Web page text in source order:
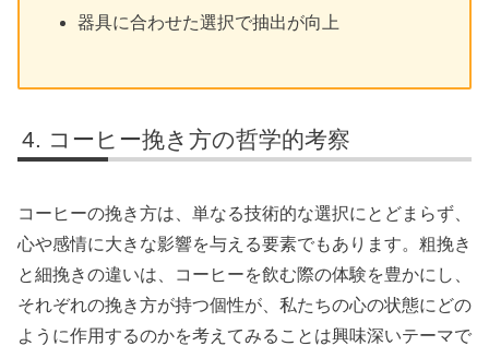
器具に合わせた選択で抽出が向上
コーヒー挽き方の哲学的考察
コーヒーの挽き方は、単なる技術的な選択にとどまらず、
心や感情に大きな影響を与える要素でもあります。粗挽き
と細挽きの違いは、コーヒーを飲む際の体験を豊かにし、
それぞれの挽き方が持つ個性が、私たちの心の状態にどの
ように作用するのかを考えてみることは興味深いテーマで